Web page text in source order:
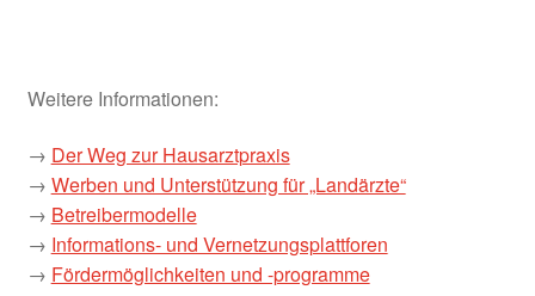
Geförderte Projekte 2020
Umgesetzte Projekte 2023
Umgesetzte Projekte 2024
Weitere Informationen:
→ Der Weg zur Hausarztpraxis
→ Werben und Unterstützung für „Landärzte“
→ Betreibermodelle
→ Informations- und Vernetzungsplattforen
→ Fördermöglichkeiten und -programme